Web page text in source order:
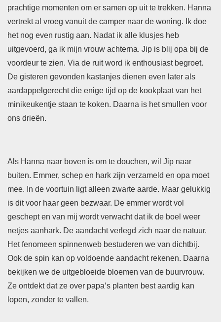
prachtige momenten om er samen op uit te trekken. Hanna
vertrekt al vroeg vanuit de camper naar de woning. Ik doe
het nog even rustig aan. Nadat ik alle klusjes heb
uitgevoerd, ga ik mijn vrouw achterna. Jip is blij opa bij de
voordeur te zien. Via de ruit word ik enthousiast begroet.
De gisteren gevonden kastanjes dienen even later als
aardappelgerecht die enige tijd op de kookplaat van het
minikeukentje staan te koken. Daarna is het smullen voor
ons drieën.
Als Hanna naar boven is om te douchen, wil Jip naar
buiten. Emmer, schep en hark zijn verzameld en opa moet
mee. In de voortuin ligt alleen zwarte aarde. Maar gelukkig
is dit voor haar geen bezwaar. De emmer wordt vol
geschept en van mij wordt verwacht dat ik de boel weer
netjes aanhark. De aandacht verlegd zich naar de natuur.
Het fenomeen spinnenweb bestuderen we van dichtbij.
Ook de spin kan op voldoende aandacht rekenen. Daarna
bekijken we de uitgebloeide bloemen van de buurvrouw.
Ze ontdekt dat ze over papa’s planten best aardig kan
lopen, zonder te vallen.